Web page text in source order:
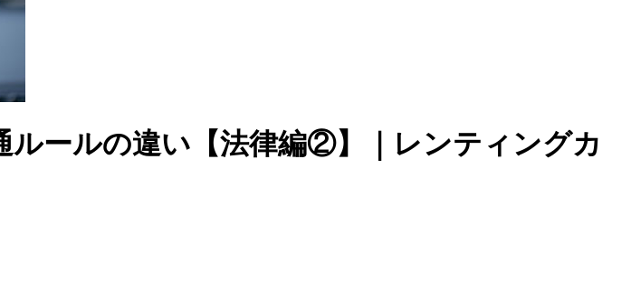
ールの違い【法律編②】｜レンティングカ